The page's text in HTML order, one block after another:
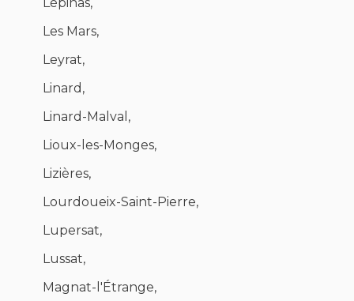
Les Mars,
Leyrat,
Linard,
Linard-Malval,
Lioux-les-Monges,
Lizières,
Lourdoueix-Saint-Pierre,
Lupersat,
Lussat,
Magnat-l'Étrange,